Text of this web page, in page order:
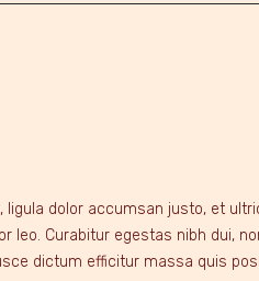
dolor accumsan justo, et
leo. Curabitur egestas nibh dui,
dictum efficitur massa quis